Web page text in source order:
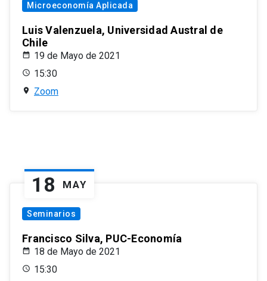
Microeconomía Aplicada
Luis Valenzuela, Universidad Austral de
Chile
19 de Mayo de 2021
15:30
Zoom
18 MAY
Seminarios
Francisco Silva, PUC-Economía
18 de Mayo de 2021
15:30